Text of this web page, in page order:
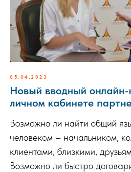
05.04.2023
Новый вводный
личном кабинете
Возможно ли найти общий
человеком – начальником,
клиентами, близкими,
Возможно ли быстро